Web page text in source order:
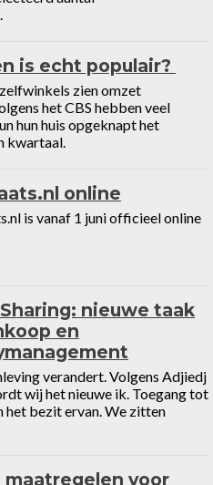
is echt populair?
zien omzet
het CBS hebben veel
hun huis opgeknapt het
kwartaal.
online
is vanaf 1 juni officieel online
nieuwe taak
en
verandert. Volgens Adjiedj
wij het nieuwe ik. Toegang tot
bezit ervan. We zitten
maatregelen voor